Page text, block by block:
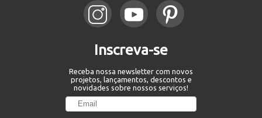
Inscreva-se
Receba nossa newsletter com novos
projetos, lançamentos, descontos e
novidades sobre nossos serviços!